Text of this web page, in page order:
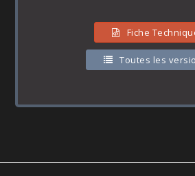
Fiche
Toutes les